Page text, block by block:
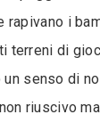
rapivano i
di
senso di
riuscivo